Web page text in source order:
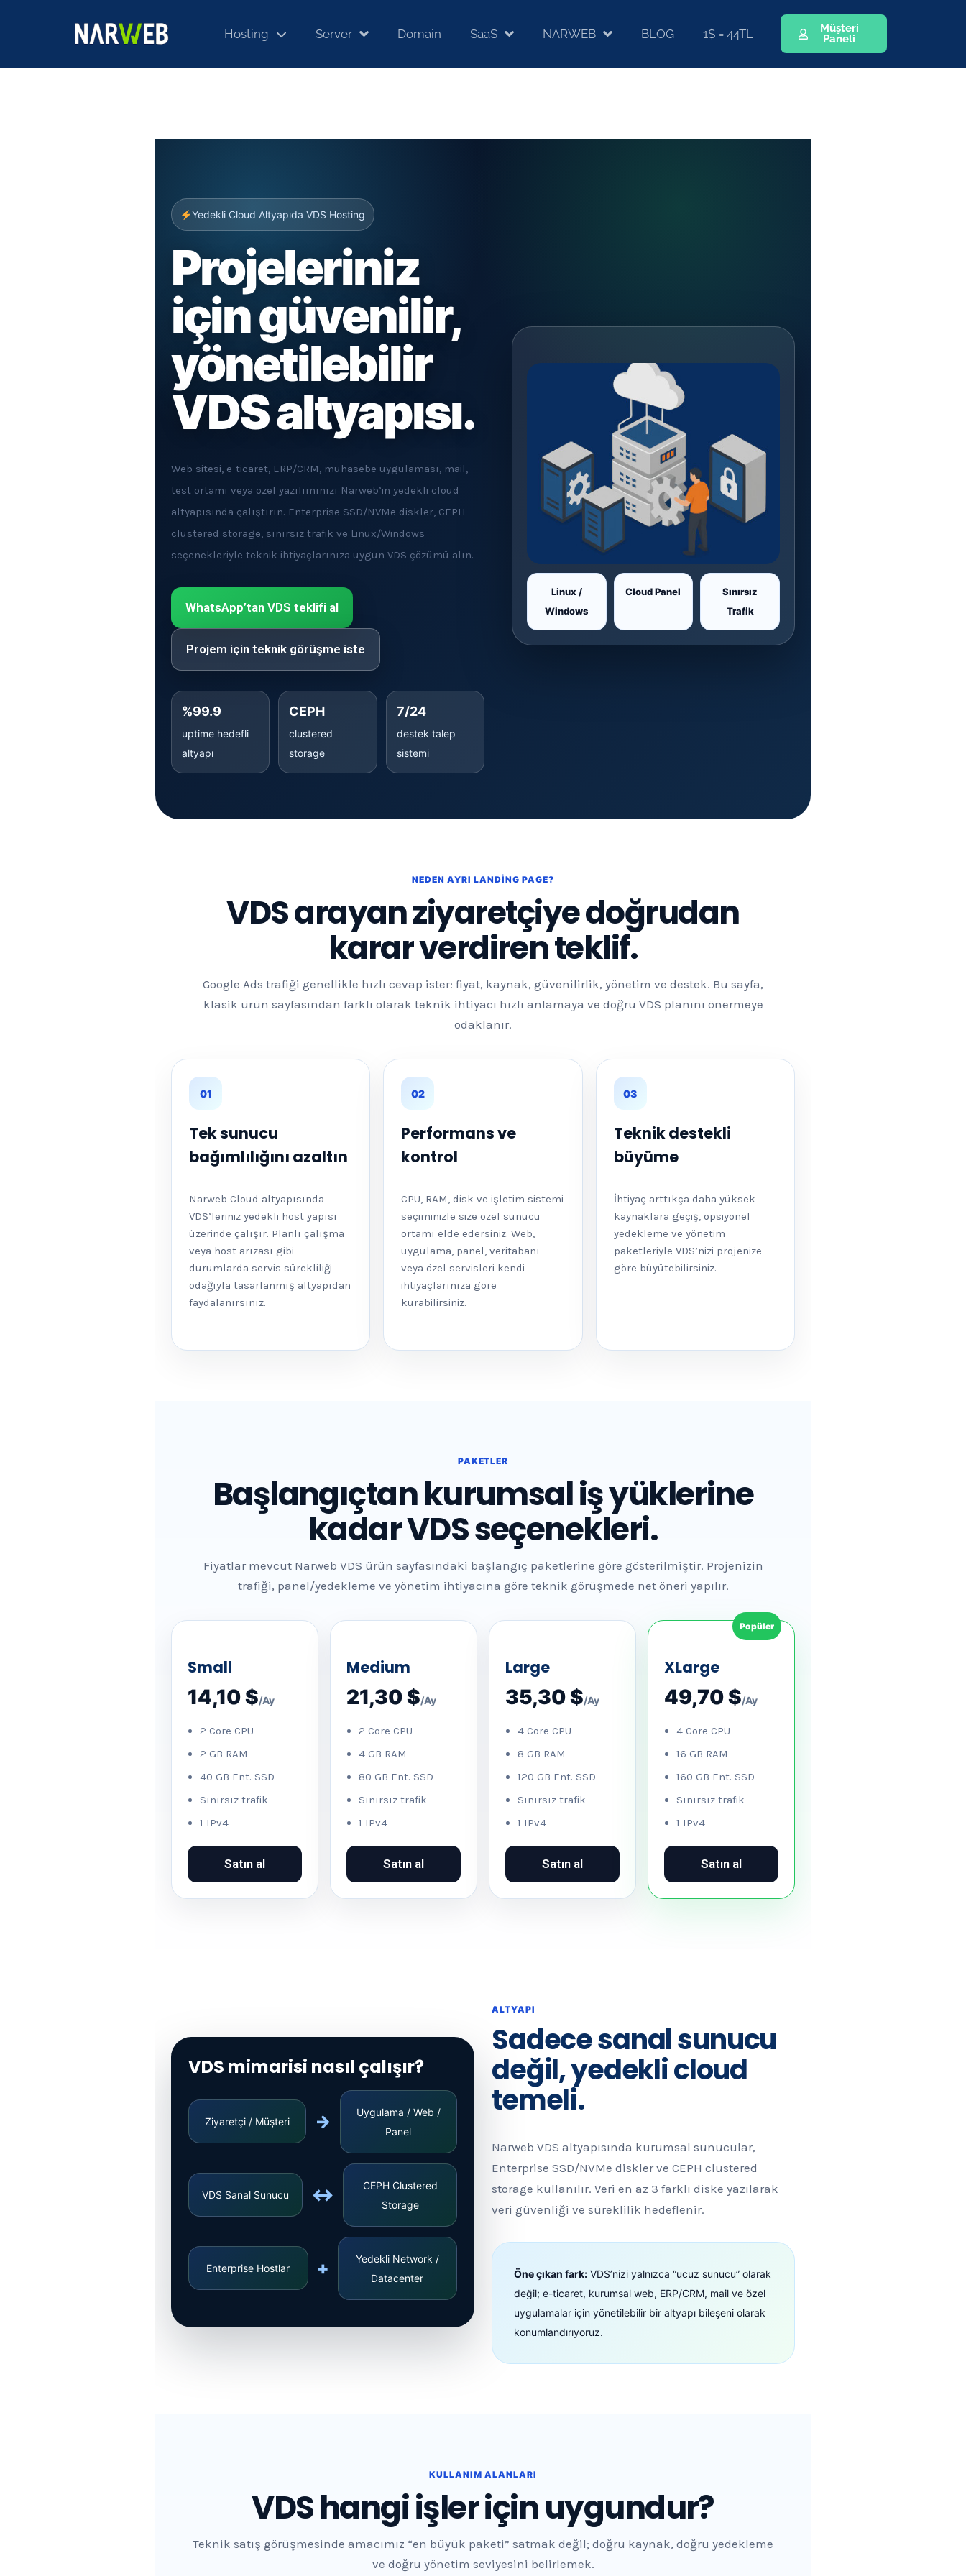
Hosting Server Domain SaaS NARWEB BLOG 1$ = 44TL
Müşteri
Paneli
Yedekli Cloud Altyapıda VDS Hosting
Projeleriniz
için güvenilir,
yönetilebilir
VDS altyapısı.
Web sitesi, e-ticaret, ERP/CRM, muhasebe uygulaması, mail,
test ortamı veya özel yazılımınızı Narweb’in yedekli cloud
altyapısında çalıştırın. Enterprise SSD/NVMe diskler, CEPH
clustered storage, sınırsız trafik ve Linux/Windows
seçenekleriyle teknik ihtiyaçlarınıza uygun VDS çözümü alın.
WhatsApp’tan VDS teklifi al
Projem için teknik görüşme iste
%99.9
uptime hedefli
altyapı
CEPH
clustered
storage
7/24
destek talep
sistemi
Linux /
Windows
Cloud Panel
Sınırsız
Trafik
NEDEN AYRI LANDING PAGE?
VDS arayan ziyaretçiye doğrudan
karar verdiren teklif.
Google Ads trafiği genellikle hızlı cevap ister: fiyat, kaynak, güvenilirlik, yönetim ve destek. Bu sayfa,
klasik ürün sayfasından farklı olarak teknik ihtiyacı hızlı anlamaya ve doğru VDS planını önermeye
odaklanır.
01
Tek sunucu
bağımlılığını azaltın
Narweb Cloud altyapısında
VDS’leriniz yedekli host yapısı
üzerinde çalışır. Planlı çalışma
veya host arızası gibi
durumlarda servis sürekliliği
odağıyla tasarlanmış altyapıdan
faydalanırsınız.
02
Performans ve
kontrol
CPU, RAM, disk ve işletim sistemi
seçiminizle size özel sunucu
ortamı elde edersiniz. Web,
uygulama, panel, veritabanı
veya özel servisleri kendi
ihtiyaçlarınıza göre
kurabilirsiniz.
03
Teknik destekli
büyüme
İhtiyaç arttıkça daha yüksek
kaynaklara geçiş, opsiyonel
yedekleme ve yönetim
paketleriyle VDS’nizi projenize
göre büyütebilirsiniz.
PAKETLER
Başlangıçtan kurumsal iş yüklerine
kadar VDS seçenekleri.
Fiyatlar mevcut Narweb VDS ürün sayfasındaki başlangıç paketlerine göre gösterilmiştir. Projenizin
trafiği, panel/yedekleme ve yönetim ihtiyacına göre teknik görüşmede net öneri yapılır.
Small
14,10 $/Ay
2 Core CPU
2 GB RAM
40 GB Ent. SSD
Sınırsız trafik
1 IPv4
Satın al
Medium
21,30 $/Ay
2 Core CPU
4 GB RAM
80 GB Ent. SSD
Sınırsız trafik
1 IPv4
Satın al
Large
35,30 $/Ay
4 Core CPU
8 GB RAM
120 GB Ent. SSD
Sınırsız trafik
1 IPv4
Satın al
Popüler
XLarge
49,70 $/Ay
4 Core CPU
16 GB RAM
160 GB Ent. SSD
Sınırsız trafik
1 IPv4
Satın al
VDS mimarisi nasıl çalışır?
Ziyaretçi / Müşteri →
Uygulama / Web /
Panel
VDS Sanal Sunucu ↔
CEPH Clustered
Storage
Enterprise Hostlar +
Yedekli Network /
Datacenter
ALTYAPI
Sadece sanal sunucu
değil, yedekli cloud
temeli.
Narweb VDS altyapısında kurumsal sunucular,
Enterprise SSD/NVMe diskler ve CEPH clustered
storage kullanılır. Veri en az 3 farklı diske yazılarak
veri güvenliği ve süreklilik hedeflenir.
Öne çıkan fark: VDS’nizi yalnızca “ucuz sunucu” olarak
değil; e-ticaret, kurumsal web, ERP/CRM, mail ve özel
uygulamalar için yönetilebilir bir altyapı bileşeni olarak
konumlandırıyoruz.
KULLANIM ALANLARI
VDS hangi işler için uygundur?
Teknik satış görüşmesinde amacımız “en büyük paketi” satmak değil; doğru kaynak, doğru yedekleme
ve doğru yönetim seviyesini belirlemek.